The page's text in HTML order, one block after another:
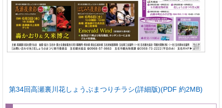
第34回高瀬裏川花しょうぶまつりチラシ(詳細版)(PDF 約2MB)